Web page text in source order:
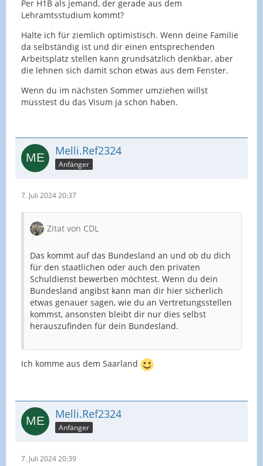
Per H1B als jemand, der gerade aus dem
Lehramtsstudium kommt?
Halte ich für ziemlich optimistisch. Wenn deine Familie
da selbständig ist und dir einen entsprechenden
Arbeitsplatz stellen kann grundsätzlich denkbar, aber
die lehnen sich damit schon etwas aus dem Fenster.
Wenn du im nächsten Sommer umziehen willst
müsstest du das Visum ja schon haben.
Melli.Ref2324
Anfänger
7. Juli 2024 20:37
Zitat von CDL
Das kommt auf das Bundesland an und ob du dich
für den staatlichen oder auch den privaten
Schuldienst bewerben möchtest. Wenn du dein
Bundesland angibst kann man dir hier sicherlich
etwas genauer sagen, wie du an Vertretungsstellen
kommst, ansonsten bleibt dir nur dies selbst
herauszufinden für dein Bundesland.
Ich komme aus dem Saarland
Melli.Ref2324
Anfänger
7. Juli 2024 20:39